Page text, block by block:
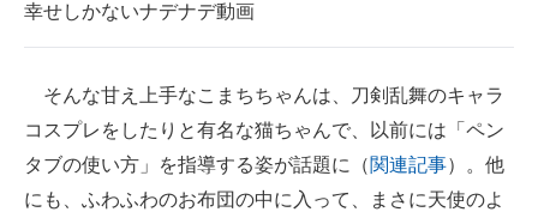
幸せしかないナデナデ動画
そんな甘え上手なこまちちゃんは、刀剣乱舞のキャラ
コスプレをしたりと有名な猫ちゃんで、以前には「ペン
タブの使い方」を指導する姿が話題に（関連記事）。他
にも、ふわふわのお布団の中に入って、まさに天使のよ